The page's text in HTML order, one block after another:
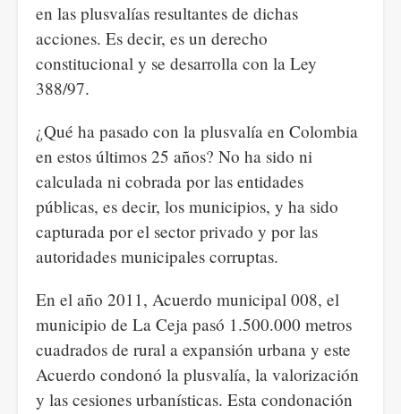
en las plusvalías resultantes de dichas
acciones. Es decir, es un derecho
constitucional y se desarrolla con la Ley
388/97.
¿Qué ha pasado con la plusvalía en Colombia
en estos últimos 25 años? No ha sido ni
calculada ni cobrada por las entidades
públicas, es decir, los municipios, y ha sido
capturada por el sector privado y por las
autoridades municipales corruptas.
En el año 2011, Acuerdo municipal 008, el
municipio de La Ceja pasó 1.500.000 metros
cuadrados de rural a expansión urbana y este
Acuerdo condonó la plusvalía, la valorización
y las cesiones urbanísticas. Esta condonación